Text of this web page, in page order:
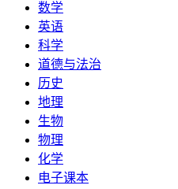
数学
英语
科学
道德与法治
历史
地理
生物
物理
化学
电子课本